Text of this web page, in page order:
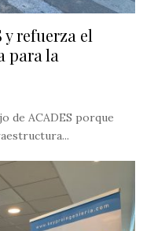
y refuerza el
para la
de ACADES porque